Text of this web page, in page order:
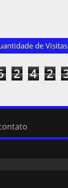
de Visitas
2 4 2